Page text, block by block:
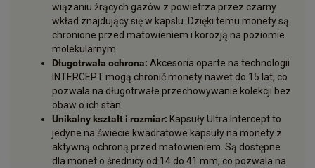
wiązaniu żrących gazów z powietrza przez czarny
wkład znajdujący się w kapslu. Dzięki temu monety są
chronione przed matowieniem i korozją na poziomie
molekularnym.
Długotrwała ochrona: Akcesoria oparte na technologii
INTERCEPT mogą chronić monety nawet do 15 lat, co
pozwala na długotrwałe przechowywanie kolekcji bez
obaw o ich stan.
Unikalny kształt i rozmiar: Kapsuły Ultra Intercept to
jedyne na świecie kwadratowe kapsuły na monety z
aktywną ochroną przed matowieniem. Są dostępne
dla monet o średnicy od 14 do 41 mm, co pozwala na